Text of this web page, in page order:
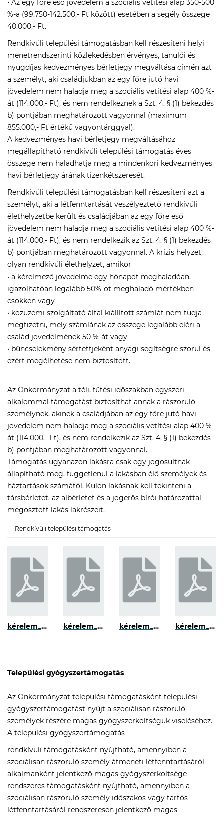
• Az egy főre eső jövedelem a szociális vetítési alap 350-500
%-a (99.750-142.500,- Ft között) esetében a segély összege
40.000,- Ft.
Rendkívüli települési támogatásban kell részesíteni helyi
menetrendszerinti közlekedésben érvényes, tanulói és
nyugdíjas kedvezményes bérletjegy megváltása címén azt
a személyt, aki családjukban az egy főre jutó havi
jövedelem nem haladja meg a szociális vetítési alap 400 %-
át (114.000,- Ft), és nem rendelkeznek a Szt. 4. § (1) bekezdés
b) pontjában meghatározott vagyonnal (maximum
855.000,- Ft értékű vagyontárggyal).
A kedvezményes havi bérletjegy megváltásához
megállapítható rendkívüli települési támogatás éves
összege nem haladhatja meg a mindenkori kedvezményes
havi bérletjegy árának tizenkétszeresét.
Rendkívüli települési támogatásban kell részesíteni azt a
személyt, aki a létfenntartását veszélyeztető rendkívüli
élethelyzetbe került és családjában az egy főre eső
jövedelem nem haladja meg a szociális vetítési alap 400 %-
át (114.000,- Ft), és nem rendelkezik az Szt. 4. § (1) bekezdés
b) pontjában meghatározott vagyonnal. A krízis helyzet,
olyan rendkívüli élethelyzet, amikor
• a kérelmező jövedelme egy hónapot meghaladóan,
igazolhatóan legalább 50%-ot meghaladó mértékben
csökken vagy
• közüzemi szolgáltató által kiállított számlát nem tudja
megfizetni, mely számlának az összege legalább eléri a
család jövedelmének 50 %-át vagy
• bűncselekmény sértettjeként anyagi segítségre szorul és
ezért megélhetése nem biztosított.
Az Önkormányzat a téli, fűtési időszakban egyszeri
alkalommal támogatást biztosíthat annak a rászoruló
személynek, akinek a családjában az egy főre jutó havi
jövedelem nem haladja meg a szociális vetítési alap 400 %-
át (114.000,- Ft), és nem rendelkezik az Szt. 4. § (1) bekezdés
b) pontjában meghatározott vagyonnal.
Támogatás ugyanazon lakásra csak egy jogosultnak
állapítható meg, függetlenül a lakásban élő személyek és
háztartások számától. Külön lakásnak kell tekinteni a
társbérletet, az albérletet és a jogerős bírói határozattal
megosztott lakás lakrészeit.
Rendkívüli települési támogatás
kérelem_rendkívüli_települési_tamogatáshoz kérelem_helyi_utazási_támogatáshoz kérelem_települési_támogatáshoz_elemi_kár kérelem_települési_temetési_támogatáshoz
Települési gyógyszertámogatás
Az Önkormányzat települési támogatásként települési
gyógyszertámogatást nyújt a szociálisan rászoruló
személyek részére magas gyógyszerköltségük viseléséhez.
A települési gyógyszertámogatás
rendkívüli támogatásként nyújtható, amennyiben a
szociálisan rászoruló személy átmeneti létfenntartásáról
alkalmanként jelentkező magas gyógyszerköltsége
rendszeres támogatásként nyújtható, amennyiben a
szociálisan rászoruló személy időszakos vagy tartós
létfenntartásáról rendszeresen jelentkező magas